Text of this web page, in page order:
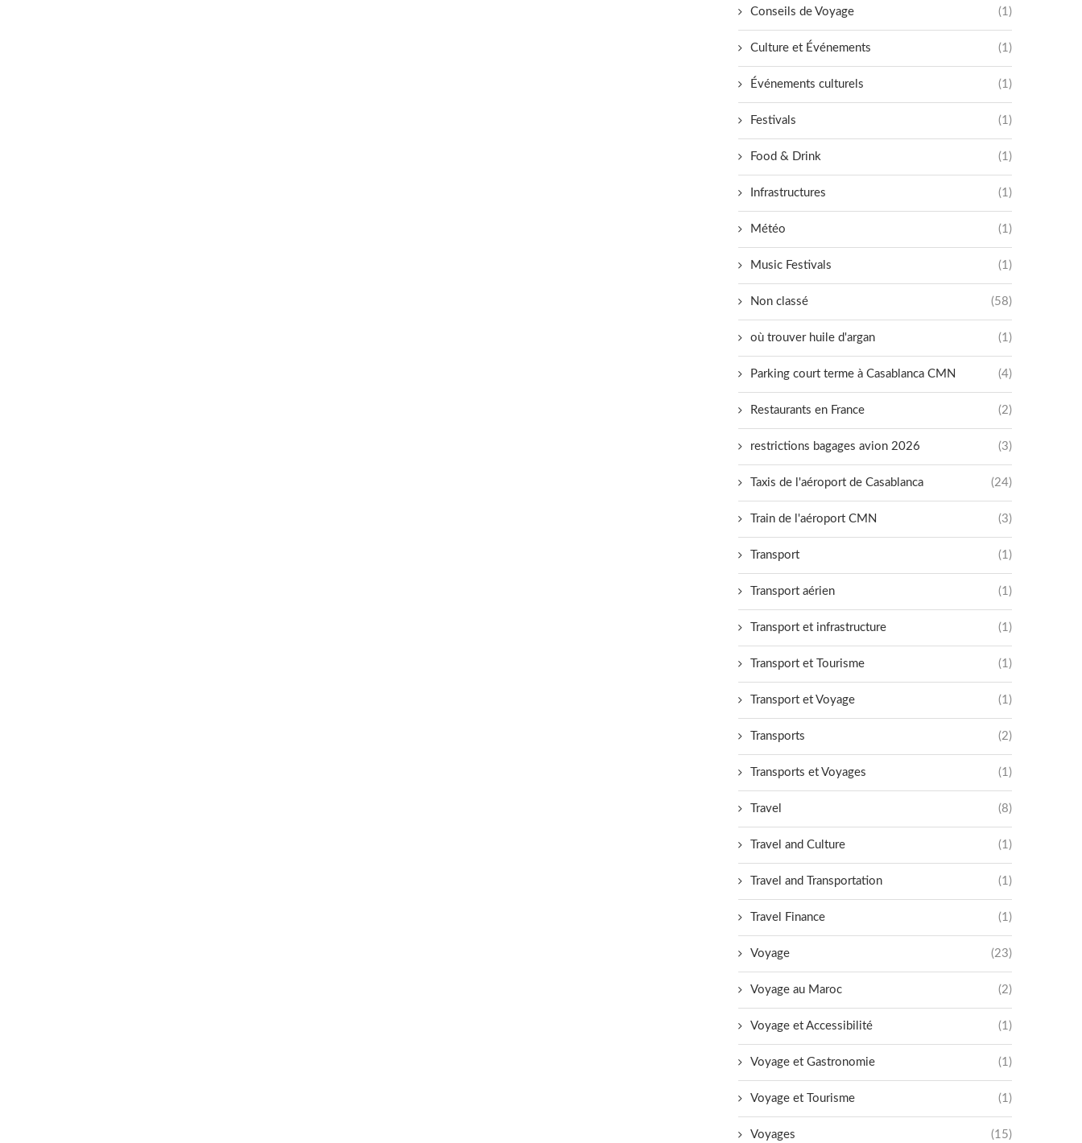
Conseils de Voyage (1)
Culture et Événements (1)
Événements culturels (1)
Festivals (1)
Food & Drink (1)
Infrastructures (1)
Météo (1)
Music Festivals (1)
Non classé (58)
où trouver huile d'argan (1)
Parking court terme à Casablanca CMN (4)
Restaurants en France (2)
restrictions bagages avion 2026 (3)
Taxis de l'aéroport de Casablanca (24)
Train de l'aéroport CMN (3)
Transport (1)
Transport aérien (1)
Transport et infrastructure (1)
Transport et Tourisme (1)
Transport et Voyage (1)
Transports (2)
Transports et Voyages (1)
Travel (8)
Travel and Culture (1)
Travel and Transportation (1)
Travel Finance (1)
Voyage (23)
Voyage au Maroc (2)
Voyage et Accessibilité (1)
Voyage et Gastronomie (1)
Voyage et Tourisme (1)
Voyages (15)